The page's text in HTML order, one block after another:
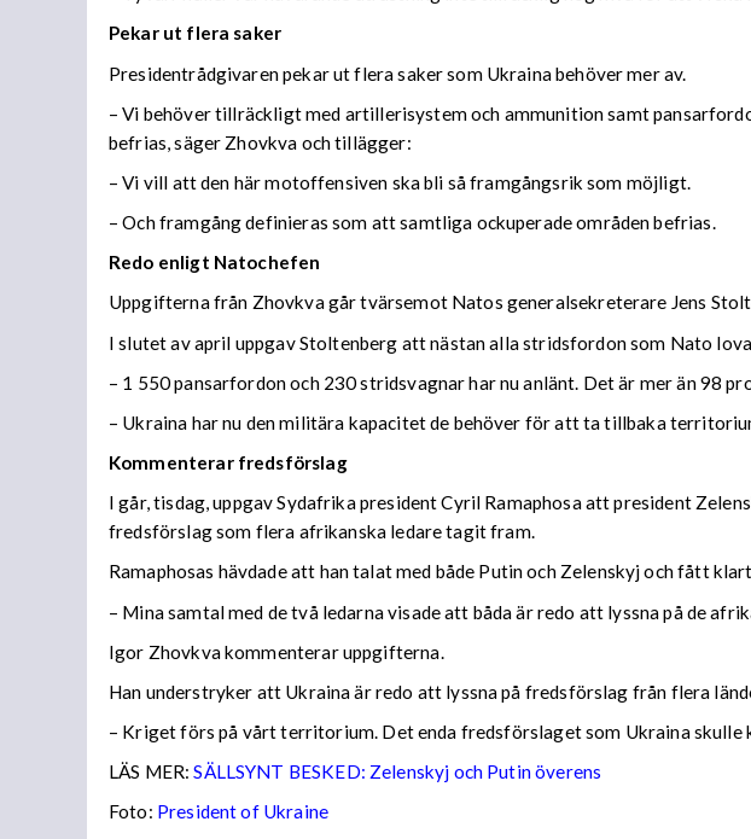
Pekar ut flera saker
Presidentrådgivaren pekar ut flera saker som Ukraina behöver mer av.
– Vi behöver tillräckligt med artillerisystem och ammunition samt
befrias, säger Zhovkva och tillägger:
– Vi vill att den här motoffensiven ska bli så framgångsrik som möjligt.
– Och framgång definieras som att samtliga ockuperade områden befrias.
Redo enligt Natochefen
Uppgifterna från Zhovkva går tvärsemot Natos generalsekreterare Jens
I slutet av april uppgav Stoltenberg att nästan alla stridsfordon som Nato
– 1 550 pansarfordon och 230 stridsvagnar har nu anlänt. Det är mer än 98
– Ukraina har nu den militära kapacitet de behöver för att ta tillbaka
Kommenterar fredsförslag
I går, tisdag, uppgav Sydafrika president Cyril Ramaphosa att president
fredsförslag som flera afrikanska ledare tagit fram.
Ramaphosas hävdade att han talat med både Putin och Zelenskyj och fått
– Mina samtal med de två ledarna visade att båda är redo att lyssna på de
Igor Zhovkva kommenterar uppgifterna.
Han understryker att Ukraina är redo att lyssna på fredsförslag från flera
– Kriget förs på vårt territorium. Det enda fredsförslaget som Ukraina skulle
LÄS MER:SÄLLSYNT BESKED: Zelenskyj och Putin överens
Foto: President of Ukraine